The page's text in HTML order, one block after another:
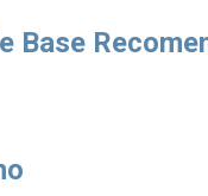
Base